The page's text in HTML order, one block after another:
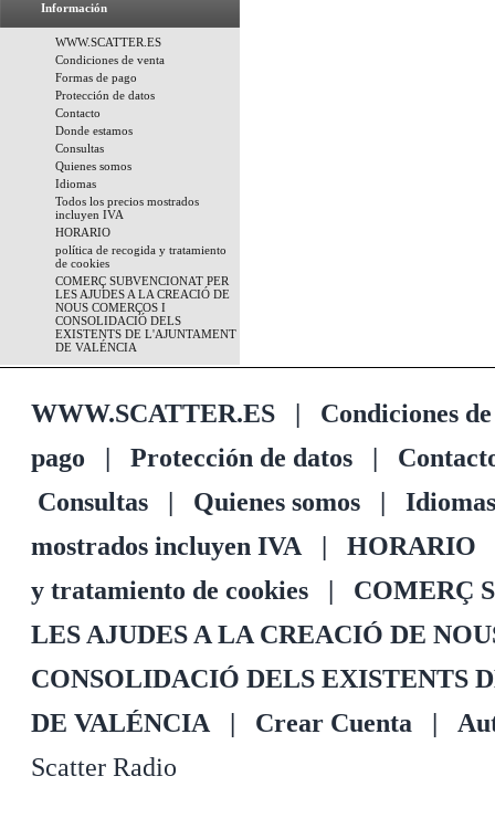
Información
WWW.SCATTER.ES
Condiciones de venta
Formas de pago
Protección de datos
Contacto
Donde estamos
Consultas
Quienes somos
Idiomas
Todos los precios mostrados
incluyen IVA
HORARIO
política de recogida y tratamiento
de cookies
COMERÇ SUBVENCIONAT PER
LES AJUDES A LA CREACIÓ DE
NOUS COMERÇOS I
CONSOLIDACIÓ DELS
EXISTENTS DE L'AJUNTAMENT
DE VALÉNCIA
WWW.SCATTER.ES | Condiciones
pago | Protección de datos |
Consultas | Quienes somos | Idiomas
mostrados incluyen IVA | HORARIO
y tratamiento de cookies | COMERÇ
LES AJUDES A LA CREACIÓ DE
CONSOLIDACIÓ DELS EXISTENTS
DE VALÉNCIA | Crear Cuenta |
Scatter Radio